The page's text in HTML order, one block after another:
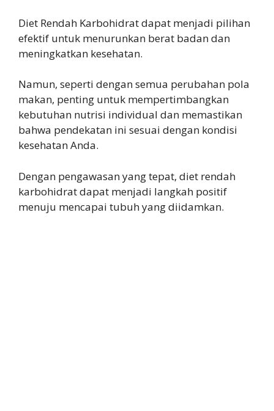
Diet Rendah Karbohidrat dapat menjadi pilihan
efektif untuk menurunkan berat badan dan
meningkatkan kesehatan.
Namun, seperti dengan semua perubahan pola
makan, penting untuk mempertimbangkan
kebutuhan nutrisi individual dan memastikan
bahwa pendekatan ini sesuai dengan kondisi
kesehatan Anda.
Dengan pengawasan yang tepat, diet rendah
karbohidrat dapat menjadi langkah positif
menuju mencapai tubuh yang diidamkan.